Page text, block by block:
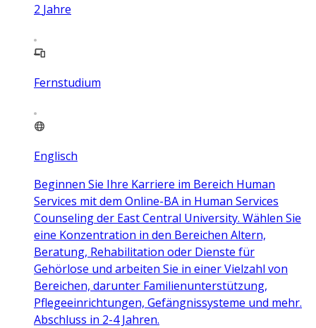
2 Jahre
Fernstudium
Englisch
Beginnen Sie Ihre Karriere im Bereich Human
Services mit dem Online-BA in Human Services
Counseling der East Central University. Wählen Sie
eine Konzentration in den Bereichen Altern,
Beratung, Rehabilitation oder Dienste für
Gehörlose und arbeiten Sie in einer Vielzahl von
Bereichen, darunter Familienunterstützung,
Pflegeeinrichtungen, Gefängnissysteme und mehr.
Abschluss in 2-4 Jahren.